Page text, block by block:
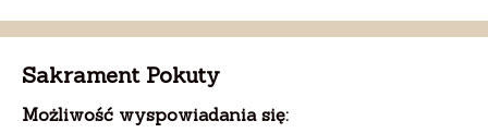
Sakrament Pokuty
Możliwość wyspowiadania się: